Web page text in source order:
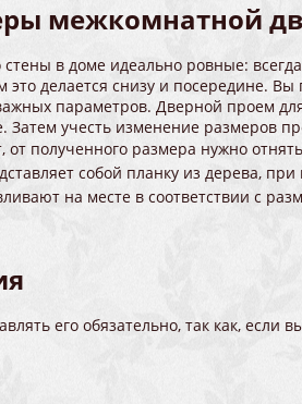
межкомнатной
в доме идеально ровные:
делается снизу и посередине.
параметров. Дверной проем
учесть изменение размеров
полученного размера нужно
собой планку из дерева,
на месте в соответствии с
его обязательно, так как, если